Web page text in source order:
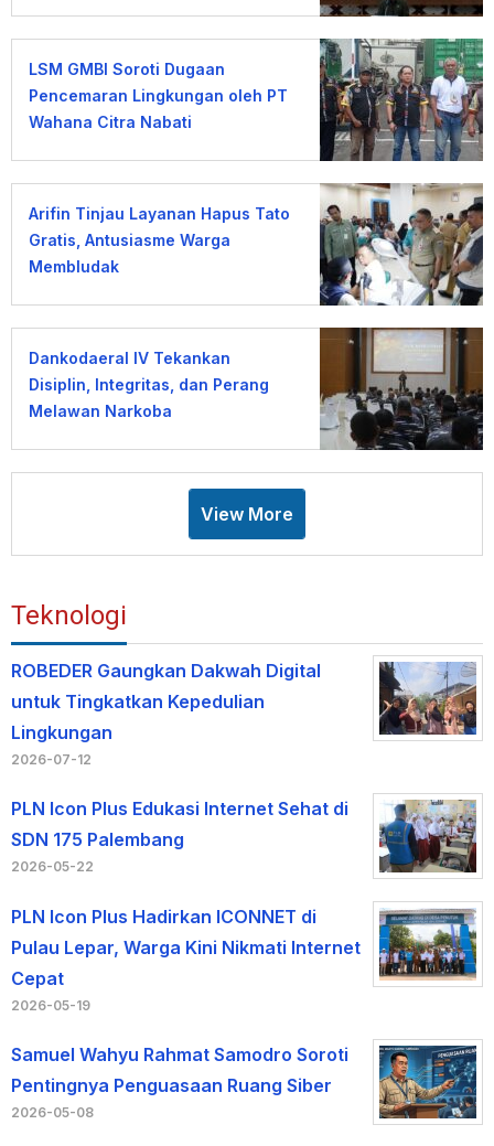
LSM GMBI Soroti Dugaan
Pencemaran Lingkungan oleh PT
Wahana Citra Nabati
Arifin Tinjau Layanan Hapus Tato
Gratis, Antusiasme Warga
Membludak
Dankodaeral IV Tekankan
Disiplin, Integritas, dan Perang
Melawan Narkoba
View More
Teknologi
ROBEDER Gaungkan Dakwah Digital
untuk Tingkatkan Kepedulian
Lingkungan
2026-07-12
PLN Icon Plus Edukasi Internet Sehat di
SDN 175 Palembang
2026-05-22
PLN Icon Plus Hadirkan ICONNET di
Pulau Lepar, Warga Kini Nikmati Internet
Cepat
2026-05-19
Samuel Wahyu Rahmat Samodro Soroti
Pentingnya Penguasaan Ruang Siber
2026-05-08